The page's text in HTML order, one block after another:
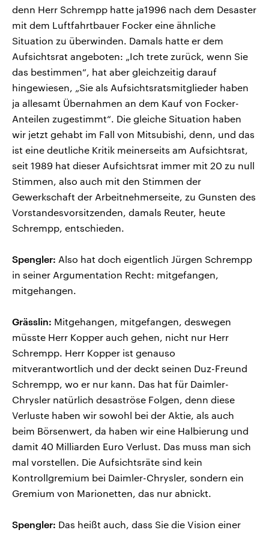
denn Herr Schrempp hatte ja1996 nach dem Desaster
mit dem Luftfahrtbauer Focker eine ähnliche
Situation zu überwinden. Damals hatte er dem
Aufsichtsrat angeboten: „Ich trete zurück, wenn Sie
das bestimmen“, hat aber gleichzeitig darauf
hingewiesen, „Sie als Aufsichtsratsmitglieder haben
ja allesamt Übernahmen an dem Kauf von Focker-
Anteilen zugestimmt“. Die gleiche Situation haben
wir jetzt gehabt im Fall von Mitsubishi, denn, und das
ist eine deutliche Kritik meinerseits am Aufsichtsrat,
seit 1989 hat dieser Aufsichtsrat immer mit 20 zu null
Stimmen, also auch mit den Stimmen der
Gewerkschaft der Arbeitnehmerseite, zu Gunsten des
Vorstandesvorsitzenden, damals Reuter, heute
Schrempp, entschieden.
Spengler: Also hat doch eigentlich Jürgen Schrempp
in seiner Argumentation Recht: mitgefangen,
mitgehangen.
Grässlin: Mitgehangen, mitgefangen, deswegen
müsste Herr Kopper auch gehen, nicht nur Herr
Schrempp. Herr Kopper ist genauso
mitverantwortlich und der deckt seinen Duz-Freund
Schrempp, wo er nur kann. Das hat für Daimler-
Chrysler natürlich desaströse Folgen, denn diese
Verluste haben wir sowohl bei der Aktie, als auch
beim Börsenwert, da haben wir eine Halbierung und
damit 40 Milliarden Euro Verlust. Das muss man sich
mal vorstellen. Die Aufsichtsräte sind kein
Kontrollgremium bei Daimler-Chrysler, sondern ein
Gremium von Marionetten, das nur abnickt.
Spengler: Das heißt auch, dass Sie die Vision einer